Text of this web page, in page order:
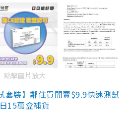
點擊圖片放大
套裝】鄰住買開賣$9.9快速測試
15萬盒補貨